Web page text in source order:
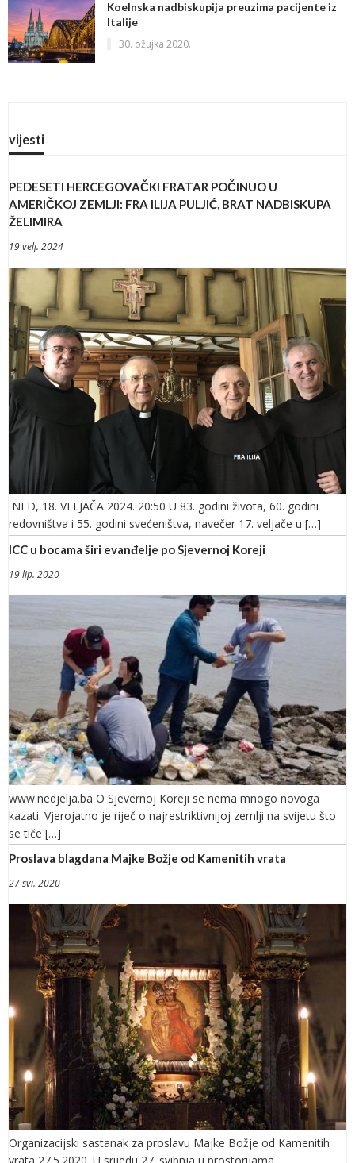
Koelnska nadbiskupija preuzima pacijente iz
Italije
30. ožujka 2020.
vijesti
PEDESETI HERCEGOVAČKI FRATAR POČINUO U
AMERIČKOJ ZEMLJI: FRA ILIJA PULJIĆ, BRAT NADBISKUPA
ŽELIMIRA
19 velj. 2024
NED, 18. VELJAČA 2024. 20:50 U 83. godini života, 60. godini
redovništva i 55. godini svećeništva, navečer 17. veljače u […]
ICC u bocama širi evanđelje po Sjevernoj Koreji
19 lip. 2020
www.nedjelja.ba O Sjevernoj Koreji se nema mnogo novoga
kazati. Vjerojatno je riječ o najrestriktivnijoj zemlji na svijetu što
se tiče […]
Proslava blagdana Majke Božje od Kamenitih vrata
27 svi. 2020
Organizacijski sastanak za proslavu Majke Božje od Kamenitih
vrata 27.5.2020. U srijedu 27. svibnja u prostorijama